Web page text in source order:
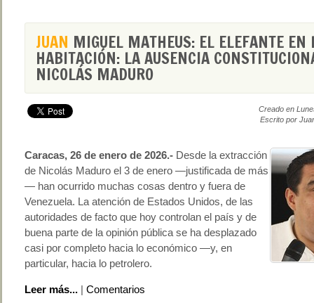
JUAN MIGUEL MATHEUS: EL ELEFANTE EN
HABITACIÓN: LA AUSENCIA
NICOLÁS MADURO
Creado en
Escrito por
Caracas, 26 de enero de 2026.- Desde la extracción
de Nicolás Maduro el 3 de enero —justificada de más
— han ocurrido muchas cosas dentro y fuera de
Venezuela. La atención de Estados Unidos, de las
autoridades de facto que hoy controlan el país y de
buena parte de la opinión pública se ha desplazado
casi por completo hacia lo económico —y, en
particular, hacia lo petrolero.
Leer más... | Comentarios